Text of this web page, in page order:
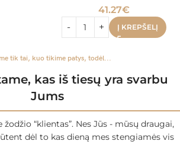
41.27€
Į KREPŠELĮ
tik tai, kuo tikime patys, todėl...
kas iš tiesų yra svarbu
Jums
“klientas”. Nes Jūs - mūsų draugai,
dėl to kas dieną mes stengiamės vis